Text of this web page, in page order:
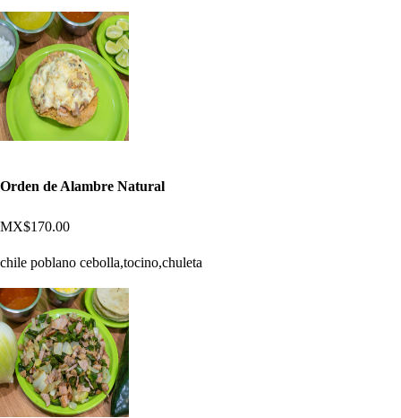
Orden de Alambre Natural
MX$170.00
chile poblano cebolla,tocino,chuleta